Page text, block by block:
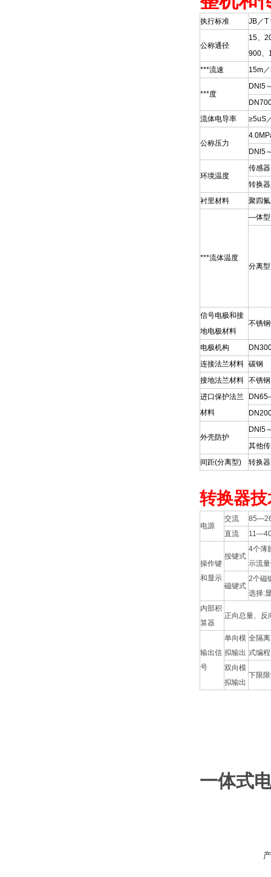
执行标准 JB／
公称通径
15、
900、
***流速
15m
***度
DNl5
流体电导率
≥5uS
公称压力
DNl5
环境温度
传感器
转换
衬里材料
聚四
***流体温度
—体型
分离型
信号电极和接
地电极材料
不锈
电极机构
连接法兰材料 碳钢
接地法兰材料 不锈
进口保护法兰
材料
外壳防护
DNl5
其他
间距(分离型)
转换
转换器
电源
交流
直流
操作键
和显示
按键式
4个薄
示流
磁键式
2个磁
选择:
内部积
算器
正向总量、反
输出信
号
单向模
拟输出
全隔
式编
双向模
拟输出
下限
一体式